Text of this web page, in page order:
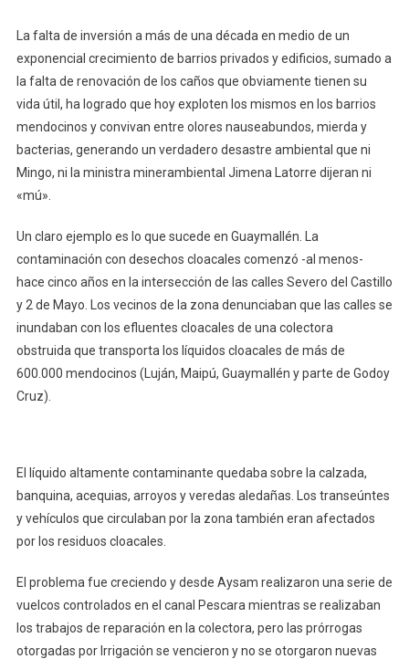
La falta de inversión a más de una década en medio de un
exponencial crecimiento de barrios privados y edificios, sumado a
la falta de renovación de los caños que obviamente tienen su
vida útil, ha logrado que hoy exploten los mismos en los barrios
mendocinos y convivan entre olores nauseabundos, mierda y
bacterias, generando un verdadero desastre ambiental que ni
Mingo, ni la ministra minerambiental Jimena Latorre dijeran ni
«mú».
Un claro ejemplo es lo que sucede en Guaymallén. La
contaminación con desechos cloacales comenzó -al menos-
hace cinco años en la intersección de las calles Severo del Castillo
y 2 de Mayo. Los vecinos de la zona denunciaban que las calles se
inundaban con los efluentes cloacales de una colectora
obstruida que transporta los líquidos cloacales de más de
600.000 mendocinos (Luján, Maipú, Guaymallén y parte de Godoy
Cruz).
El líquido altamente contaminante quedaba sobre la calzada,
banquina, acequias, arroyos y veredas aledañas. Los transeúntes
y vehículos que circulaban por la zona también eran afectados
por los residuos cloacales.
El problema fue creciendo y desde Aysam realizaron una serie de
vuelcos controlados en el canal Pescara mientras se realizaban
los trabajos de reparación en la colectora, pero las prórrogas
otorgadas por Irrigación se vencieron y no se otorgaron nuevas